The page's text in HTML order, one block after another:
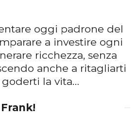
oggi padrone del
a investire ogni
ricchezza, senza
anche a ritagliarti
la vita…